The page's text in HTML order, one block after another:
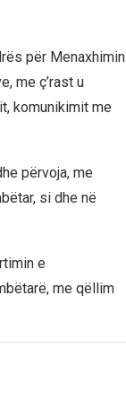
për Menaxhimin
me ç’rast u
komunikimit me
përvoja, me
si dhe në
e
me qëllim